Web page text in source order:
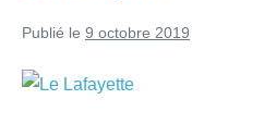
Publié le 9 octobre 2019